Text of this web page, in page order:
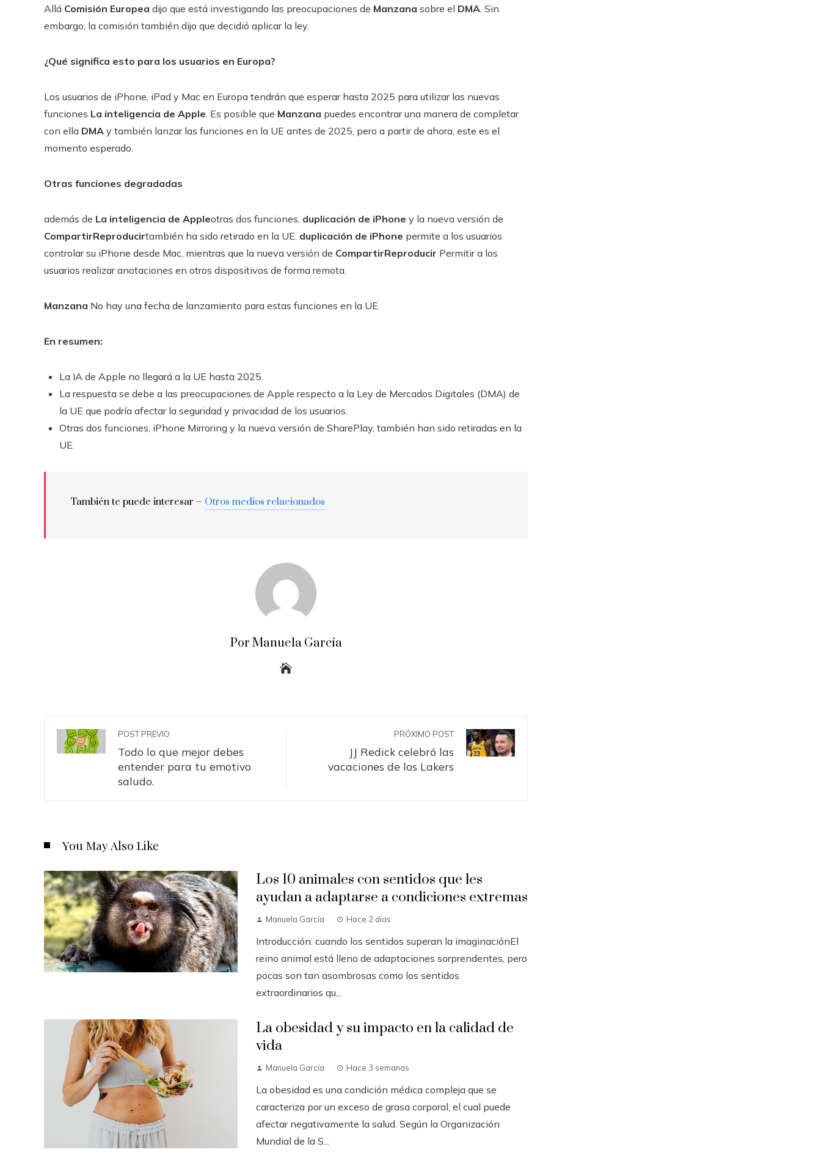
Allá Comisión Europea dijo que está investigando las preocupaciones de Manzana sobre el DMA. Sin
embargo, la comisión también dijo que decidió aplicar la ley.
¿Qué significa esto para los usuarios en Europa?
Los usuarios de iPhone, iPad y Mac en Europa tendrán que esperar hasta 2025 para utilizar las nuevas
funciones La inteligencia de Apple. Es posible que Manzana puedes encontrar una manera de completar
con ella DMA y también lanzar las funciones en la UE antes de 2025, pero a partir de ahora, este es el
momento esperado.
Otras funciones degradadas
además de La inteligencia de Appleotras dos funciones, duplicación de iPhone y la nueva versión de
CompartirReproducirtambién ha sido retirado en la UE. duplicación de iPhone permite a los usuarios
controlar su iPhone desde Mac, mientras que la nueva versión de CompartirReproducir Permitir a los
usuarios realizar anotaciones en otros dispositivos de forma remota.
Manzana No hay una fecha de lanzamiento para estas funciones en la UE.
En resumen:
La IA de Apple no llegará a la UE hasta 2025.
La respuesta se debe a las preocupaciones de Apple respecto a la Ley de Mercados Digitales (DMA) de
la UE que podría afectar la seguridad y privacidad de los usuarios.
Otras dos funciones, iPhone Mirroring y la nueva versión de SharePlay, también han sido retiradas en la
UE.
También te puede interesar – Otros medios relacionados
Por Manuela García
POST PREVIO
Todo lo que mejor debes
entender para tu emotivo
saludo.
PRÓXIMO POST
JJ Redick celebró las
vacaciones de los Lakers
You May Also Like
Los 10 animales con sentidos que les
ayudan a adaptarse a condiciones extremas
Manuela García Hace 2 días
Introducción: cuando los sentidos superan la imaginaciónEl
reino animal está lleno de adaptaciones sorprendentes, pero
pocas son tan asombrosas como los sentidos
extraordinarios qu...
La obesidad y su impacto en la calidad de
vida
Manuela García Hace 3 semanas
La obesidad es una condición médica compleja que se
caracteriza por un exceso de grasa corporal, el cual puede
afectar negativamente la salud. Según la Organización
Mundial de la S...